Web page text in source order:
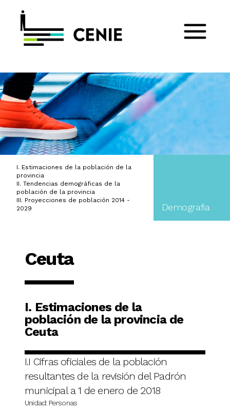
I. Estimaciones de la población de la
provincia
II. Tendencias demográficas de la
población de la provincia
III. Proyecciones de población 2014 -
2029
Demografia
Ceuta
I. Estimaciones de la
población de la provincia de
Ceuta
I.I Cifras oficiales de la población
resultantes de la revisión del Padrón
municipal a 1 de enero de 2018
Unidad: Personas